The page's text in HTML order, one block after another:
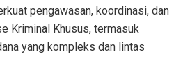
pengawasan, koordinasi, dan
Kriminal Khusus, termasuk
yang kompleks dan lintas